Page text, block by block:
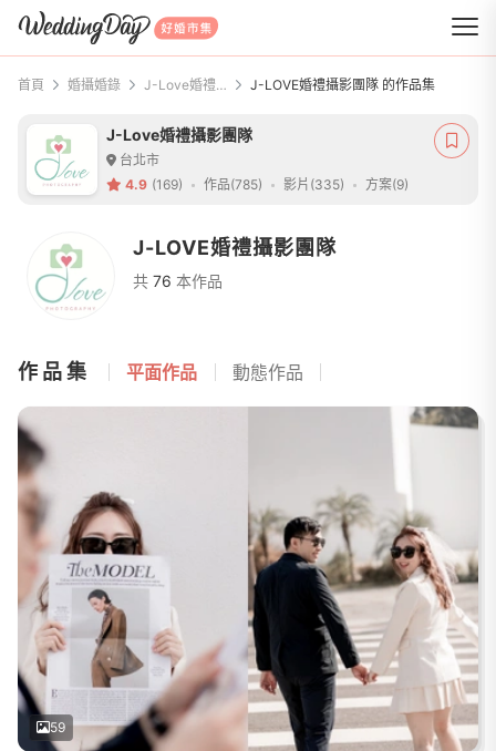
WeddingDay 好婚市集
首頁 婚攝婚錄 J-Love婚禮攝影團隊 J-LOVE婚禮攝影團隊 的作品集
J-Love婚禮攝影團隊
台北市
4.9 (169) 作品(785) 影片(335) 方案(9)
J-LOVE婚禮攝影團隊
共 76 本作品
作品集 平面作品 動態作品
59